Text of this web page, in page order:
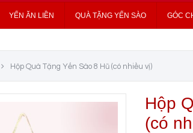
YẾN ĂN LIỀN QUÀ TẶNG YẾN SÀO GÓC
Hộp Quà Tặng Yến Sào 8 Hũ (có nhiều vị)
Hộp
(có